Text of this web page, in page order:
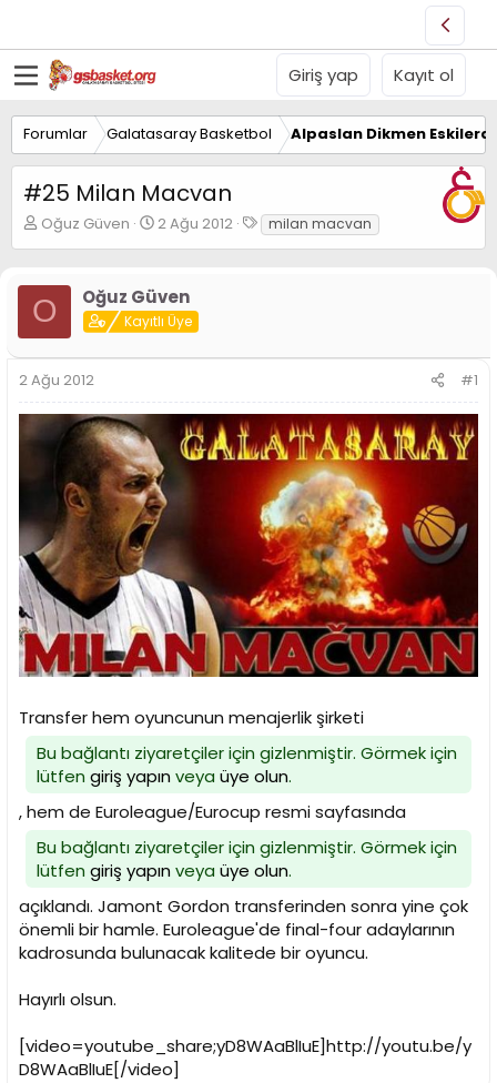
Giriş yap Kayıt ol
Forumlar Galatasaray Basketbol Alpaslan Dikmen
#25 Milan Macvan
K
u
y
u
B
a
ş
l
a
t
Oğuz Güven
B
a
n
ı
t
i
h
i
2 Ağu 2012
E
e
milan macvan
O Oğuz Güven
Kayıtlı Üye
2 Ağu 2012 #1
Transfer hem oyuncunun menajerlik şirketi
Bu bağlantı ziyaretçiler için gizlenmiştir. Görmek için
lütfen giriş yapınveya üye olun.
, hem de Euroleague/Eurocup resmi sayfasında
Bu bağlantı ziyaretçiler için gizlenmiştir. Görmek için
lütfen giriş yapınveya üye olun.
açıklandı. Jamont Gordon transferinden sonra yine çok
önemli bir hamle. Euroleague'de final-four adaylarının
kadrosunda bulunacak kalitede bir oyuncu.
Hayırlı olsun.
[video=youtube_share;yD8WAaBlIuE]http://youtu.be/y
D8WAaBlIuE[/video]